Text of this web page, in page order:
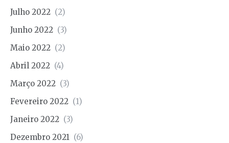
Julho 2022 (2)
Junho 2022 (3)
Maio 2022 (2)
Abril 2022 (4)
Março 2022 (3)
Fevereiro 2022 (1)
Janeiro 2022 (3)
Dezembro 2021 (6)